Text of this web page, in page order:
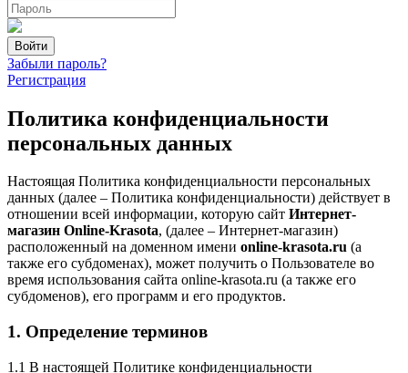
Забыли пароль?
Регистрация
Политика конфиденциальности
персональных данных
Настоящая Политика конфиденциальности персональных
данных (далее – Политика конфиденциальности) действует в
отношении всей информации, которую сайт Интернет-
магазин Online-Krasota, (далее – Интернет-магазин)
расположенный на доменном имени online-krasota.ru (а
также его субдоменах), может получить о Пользователе во
время использования сайта online-krasota.ru (а также его
субдоменов), его программ и его продуктов.
1. Определение терминов
1.1 В настоящей Политике конфиденциальности